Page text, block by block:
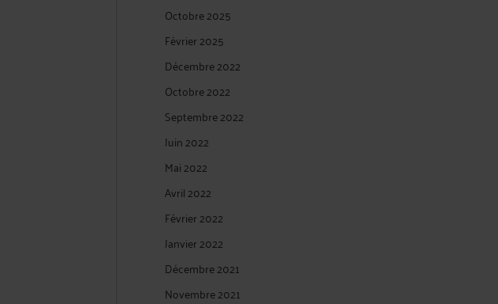
Octobre 2025
Février 2025
Décembre 2022
Octobre 2022
Septembre 2022
Juin 2022
Mai 2022
Avril 2022
Février 2022
Janvier 2022
Décembre 2021
Novembre 2021